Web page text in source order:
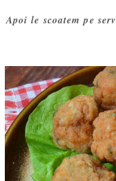
Apoi le scoatem pe